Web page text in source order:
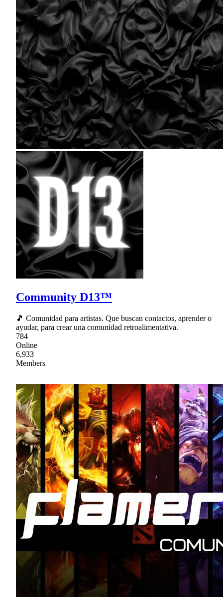
Community D13™
🎵 Comunidad para artistas. Que buscan contactos, aprender o
ayudar, para crear una comunidad retroalimentativa.
784
Online
6,933
Members